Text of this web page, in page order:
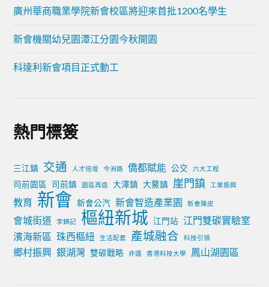
廣州華商職業學院新會校區將迎來首批1200名學生
新會機關幼兒園潭江分園今秋開園
科達利新會項目正式動工
熱門標簽
三江鎮 交通 人才倍增 今洲路 僑都賦能 公交 六大工程
司前園區 司前鎮 園區再造 大澤鎮 大鰲鎮 崖門鎮 工業振興
教育 新會 新會公汽 新會智造產業園 新會陳皮
會城街道 李錦記 樞紐新城 江門站
江門雙碳實驗室
濱海新區 珠西樞紐 生活配套 產城融合 科技引領
鄉村振興 銀湖灣 雙碳戰略 非遺 香港科技大學 鳳山湖園區